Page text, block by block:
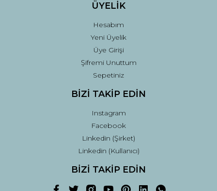
ÜYELİK
Hesabım
Yeni Üyelik
Üye Girişi
Şifremi Unuttum
Sepetiniz
BİZİ TAKİP EDİN
Instagram
Facebook
Linkedin (Şirket)
Linkedin (Kullanıcı)
BİZİ TAKİP EDİN